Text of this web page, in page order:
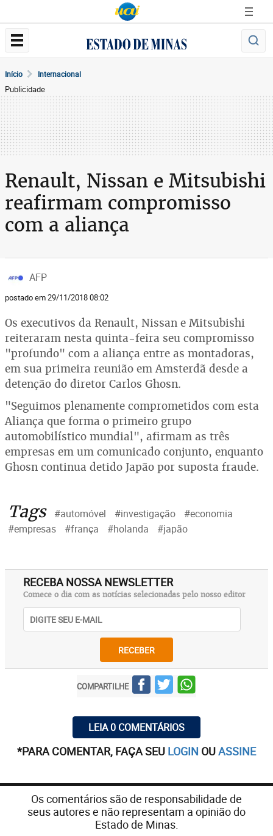
Início Internacional
Publicidade
Renault, Nissan e Mitsubishi
reafirmam compromisso
com a aliança
AFP
postado em 29/11/2018 08:02
Os executivos da Renault, Nissan e Mitsubishi
reiteraram nesta quinta-feira seu compromisso
"profundo" com a aliança entre as montadoras,
em sua primeira reunião em Amsterdã desde a
detenção do diretor Carlos Ghosn.
"Seguimos plenamente comprometidos com esta
Aliança que forma o primeiro grupo
automobilístico mundial", afirmam as três
empresas em um comunicado conjunto, enquanto
Ghosn continua detido Japão por suposta fraude.
Tags #automóvel #investigação
#economia
#empresas
#frança #holanda #japão
RECEBA NOSSA NEWSLETTER
Comece o dia com as notícias selecionadas pelo nosso editor
RECEBER
COMPARTILHE
LEIA 0 COMENTÁRIOS
*PARA COMENTAR, FAÇA SEU LOGIN OUASSINE
Os comentários são de responsabilidade de
seus autores e não representam a opinião do
Estado de Minas.